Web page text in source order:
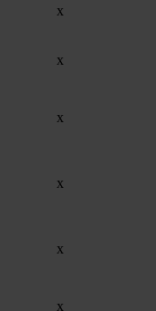
x
x
x
x
x
x